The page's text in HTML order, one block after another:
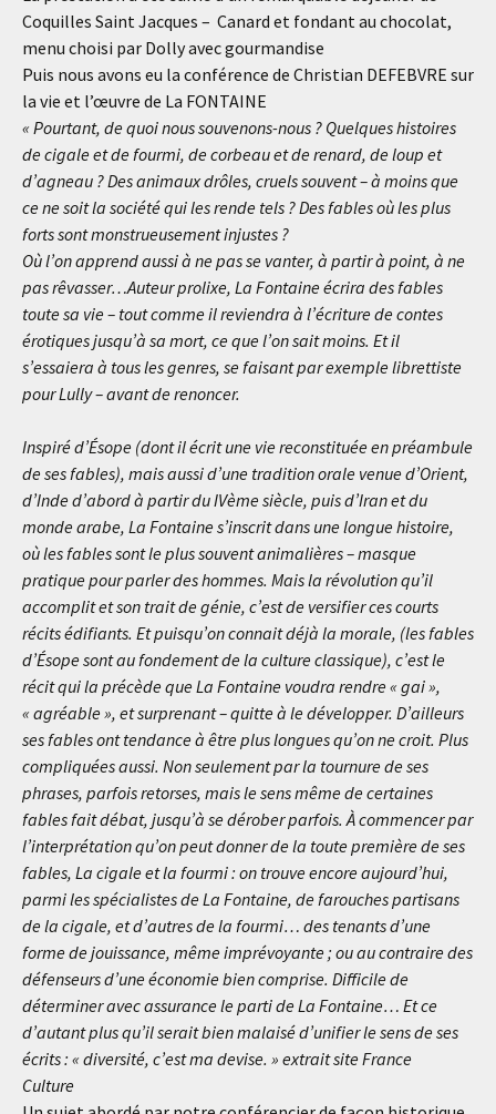
Coquilles Saint Jacques – Canard et fondant au chocolat,
menu choisi par Dolly avec gourmandise
Puis nous avons eu la conférence de Christian DEFEBVRE sur
la vie et l’œuvre de La FONTAINE
« Pourtant, de quoi nous souvenons-nous ? Quelques histoires
de cigale et de fourmi, de corbeau et de renard, de loup et
d’agneau ? Des animaux drôles, cruels souvent – à moins que
ce ne soit la société qui les rende tels ? Des fables où les plus
forts sont monstrueusement injustes ?
Où l’on apprend aussi à ne pas se vanter, à partir à point, à ne
pas rêvasser…Auteur prolixe, La Fontaine écrira des fables
toute sa vie – tout comme il reviendra à l’écriture de contes
érotiques jusqu’à sa mort, ce que l’on sait moins. Et il
s’essaiera à tous les genres, se faisant par exemple librettiste
pour Lully – avant de renoncer.
Inspiré d’Ésope (dont il écrit une vie reconstituée en préambule
de ses fables), mais aussi d’une tradition orale venue d’Orient,
d’Inde d’abord à partir du IVème siècle, puis d’Iran et du
monde arabe, La Fontaine s’inscrit dans une longue histoire,
où les fables sont le plus souvent animalières – masque
pratique pour parler des hommes. Mais la révolution qu’il
accomplit et son trait de génie, c’est de versifier ces courts
récits édifiants. Et puisqu’on connait déjà la morale, (les fables
d’Ésope sont au fondement de la culture classique), c’est le
récit qui la précède que La Fontaine voudra rendre « gai »,
« agréable », et surprenant – quitte à le développer. D’ailleurs
ses fables ont tendance à être plus longues qu’on ne croit. Plus
compliquées aussi. Non seulement par la tournure de ses
phrases, parfois retorses, mais le sens même de certaines
fables fait débat, jusqu’à se dérober parfois. À commencer par
l’interprétation qu’on peut donner de la toute première de ses
fables, La cigale et la fourmi : on trouve encore aujourd’hui,
parmi les spécialistes de La Fontaine, de farouches partisans
de la cigale, et d’autres de la fourmi… des tenants d’une
forme de jouissance, même imprévoyante ; ou au contraire des
défenseurs d’une économie bien comprise. Difficile de
déterminer avec assurance le parti de La Fontaine… Et ce
d’autant plus qu’il serait bien malaisé d’unifier le sens de ses
écrits : « diversité, c’est ma devise. » extrait site France
Culture